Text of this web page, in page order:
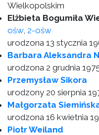
Wielkopolskim
Elżbieta Bogumiła
ośw, 2-ośw
urodzona 13 stycznia
Barbara Aleksandra
urodzona 2 grudnia
Przemysław Sikora
urodzony 20 sierpnia
Małgorzata
urodzona 16 kwietnia
Piotr Weiland